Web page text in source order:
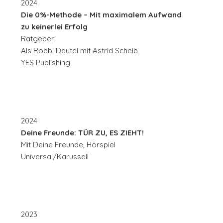
2024
Die 0%-Methode – Mit maximalem Aufwand
zu keinerlei Erfolg
Ratgeber
Als Robbi Däutel mit Astrid Scheib
YES Publishing
2024
Deine Freunde: TÜR ZU, ES ZIEHT!
Mit Deine Freunde, Hörspiel
Universal/Karussell
2023